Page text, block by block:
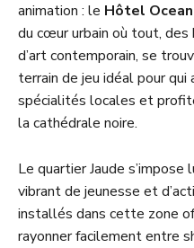
animation : le Hôtel
du cœur urbain où tout,
d’art contemporain, se
terrain de jeu idéal pour
spécialités locales et
la cathédrale noire.
Le quartier Jaude s’impose
vibrant de jeunesse et
installés dans cette zone
rayonner facilement entre